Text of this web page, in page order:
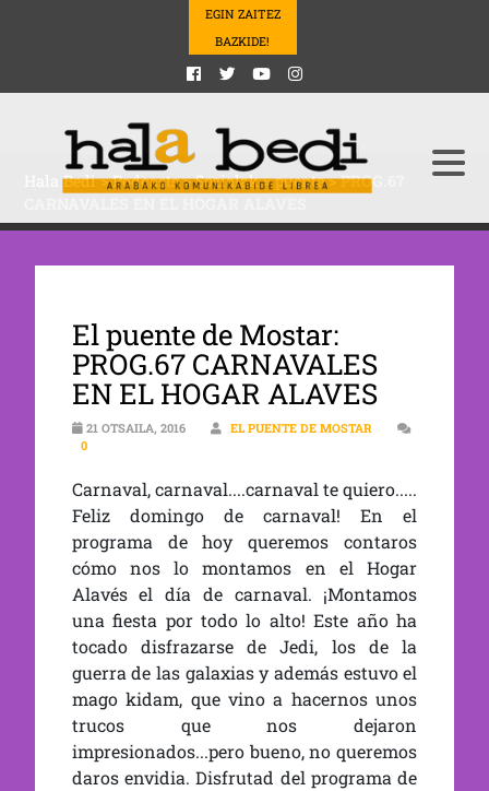
EGIN ZAITEZ
BAZKIDE!
Hala Bedi>Podcasts>Sozialak>puente>PROG.67
El puente de Mostar:
PROG.67 CARNAVALES
EN EL HOGAR ALAVES
21 OTSAILA, 2016
EL PUENTE DE MOSTAR
0
Carnaval, carnaval....carnaval te quiero.....
Feliz domingo de carnaval! En el
programa de hoy queremos contaros
cómo nos lo montamos en el Hogar
Alavés el día de carnaval. ¡Montamos
una fiesta por todo lo alto! Este año ha
tocado disfrazarse de Jedi, los de la
guerra de las galaxias y además estuvo el
mago kidam, que vino a hacernos unos
trucos que nos dejaron
impresionados...pero bueno, no queremos
daros envidia. Disfrutad del programa de